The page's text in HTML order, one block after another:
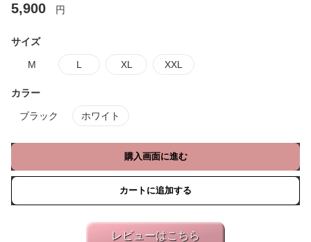
5,900 円
サイズ
M L XL XXL
カラー
ブラック ホワイト
購入画面に進む
カートに追加する
レビューはこちら